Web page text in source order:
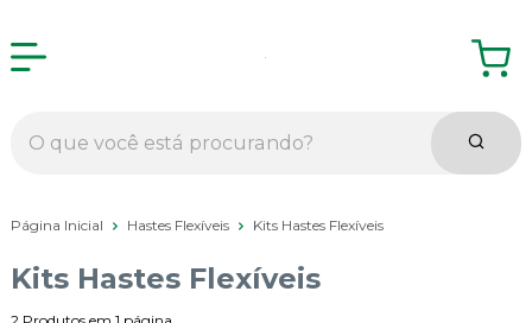
Página Inicial Hastes Flexíveis Kits Hastes Flexíveis
Kits Hastes Flexíveis